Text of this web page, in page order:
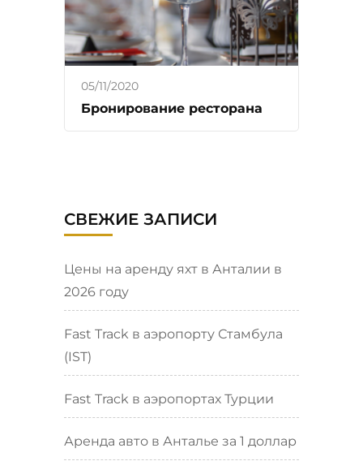
05/11/2020
Бронирование ресторана
СВЕЖИЕ ЗАПИСИ
Цены на аренду яхт в Анталии в
2026 году
Fast Track в аэропорту Стамбула
(IST)
Fast Track в аэропортах Турции
Аренда авто в Анталье за 1 доллар